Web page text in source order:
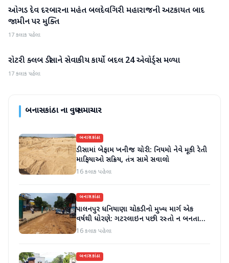
બનાસકાંઠા
ઓગડ દેવ દરબારના મહંત બલદેવગિરી મહારાજની અટકાયત બાદ
જામીન પર મુક્તિ
17 કલાક પહેલા
બનાસકાંઠા
રોટરી ક્લબ ડીસાને સેવાકીય કાર્યો બદલ 24 એવોર્ડ્સ મળ્યા
17 કલાક પહેલા
બનાસકાંઠાના વધુ સમાચાર
બનાસકાંઠા
ડીસામાં બેફામ ખનીજ ચોરી: નિયમો નેવે મૂકી રેતી
માફિયાઓ સક્રિય, તંત્ર સામે સવાલો
16 કલાક પહેલા
બનાસકાંઠા
પાલનપુર ધનિયાણા ચોકડીનો મુખ્ય માર્ગ એક
વર્ષથી ધોરણે: ગટરલાઇન પછી રસ્તો ન બનતા
હાલાકી
16 કલાક પહેલા
બનાસકાંઠા